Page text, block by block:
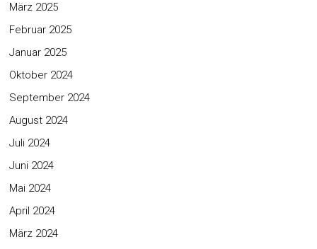
März 2025
Februar 2025
Januar 2025
Oktober 2024
September 2024
August 2024
Juli 2024
Juni 2024
Mai 2024
April 2024
März 2024